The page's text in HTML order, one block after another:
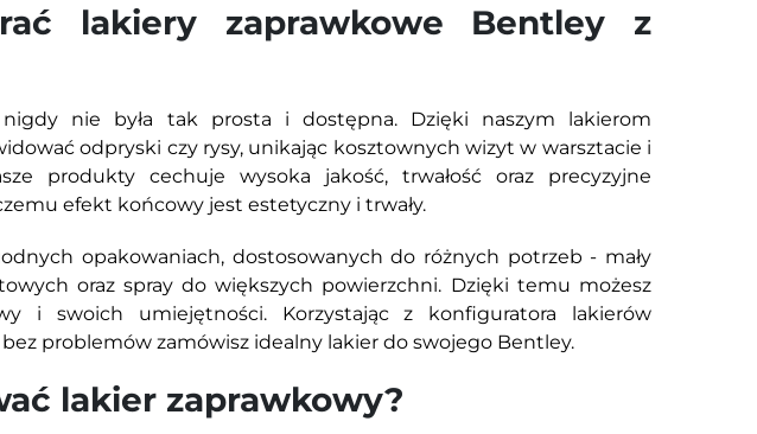
lakiery zaprawkowe Bentley z
nie była tak prosta i dostępna. Dzięki naszym lakierom
odpryski czy rysy, unikając kosztownych wizyt w warsztacie i
produkty cechuje wysoka jakość, trwałość oraz precyzyjne
efekt końcowy jest estetyczny i trwały.
opakowaniach, dostosowanych do różnych potrzeb - mały
oraz spray do większych powierzchni. Dzięki temu możesz
i swoich umiejętności. Korzystając z konfiguratora lakierów
problemów zamówisz idealny lakier do swojego Bentley.
lakier zaprawkowy?